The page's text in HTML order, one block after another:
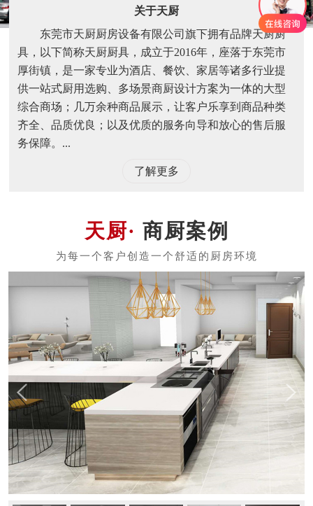
关于天厨
东莞市天厨厨房设备有限公司旗下拥有品牌天厨厨
具，以下简称天厨厨具，成立于2016年，座落于东莞市
厚街镇，是一家专业为酒店、餐饮、家居等诸多行业提
供一站式厨用选购、多场景商厨设计方案为一体的大型
综合商场；几万余种商品展示，让客户乐享到商品种类
齐全、品质优良；以及优质的服务向导和放心的售后服
务保障。...
了解更多
商厨案例